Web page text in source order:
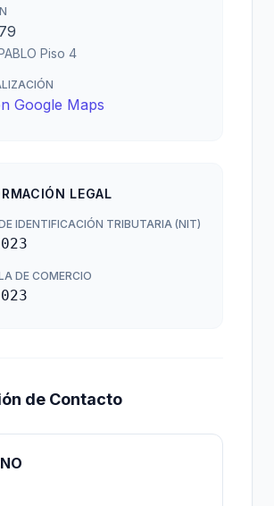
Piso 4
Google Maps
LEGAL
IDENTIFICACIÓN TRIBUTARIA (NIT)
DE COMERCIO
de Contacto